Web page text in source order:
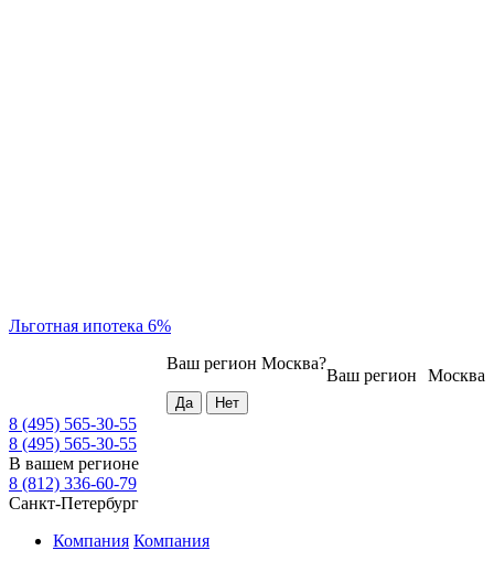
Льготная ипотека 6%
Москва
Ваш регион
Ваш регион Москва?
8 (495) 565-30-55
8 (495) 565-30-55
В вашем регионе
8 (812) 336-60-79
Санкт-Петербург
Компания Компания